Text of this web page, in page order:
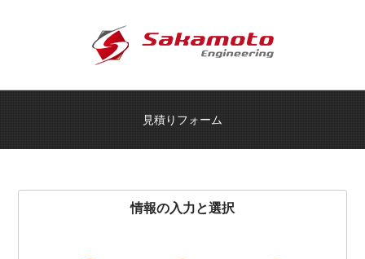
見積りフォーム
情報の入力と選択